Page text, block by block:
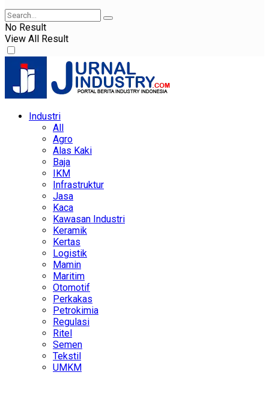
No Result
View All Result
Industri
All
Agro
Alas Kaki
Baja
IKM
Infrastruktur
Jasa
Kaca
Kawasan Industri
Keramik
Kertas
Logistik
Mamin
Maritim
Otomotif
Perkakas
Petrokimia
Regulasi
Ritel
Semen
Tekstil
UMKM